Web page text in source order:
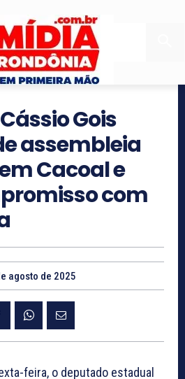
Gois
assembleia
Cacoal e
com
agosto de 2025
feira, o deputado estadual